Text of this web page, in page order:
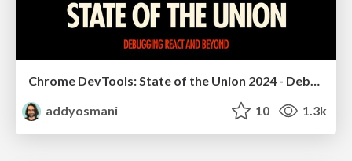
Chrome DevTools: State of the Union 2024 - Debugging React & Beyond
addyosmani
10 1.3k